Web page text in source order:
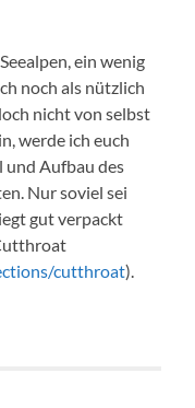
ein wenig
noch als nützlich
nicht von selbst
werde ich euch
und Aufbau des
Nur soviel sei
gut verpackt
cutthroat).